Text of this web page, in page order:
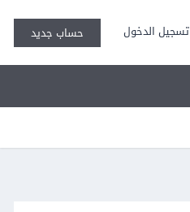
تسجيل الدخول حساب جديد